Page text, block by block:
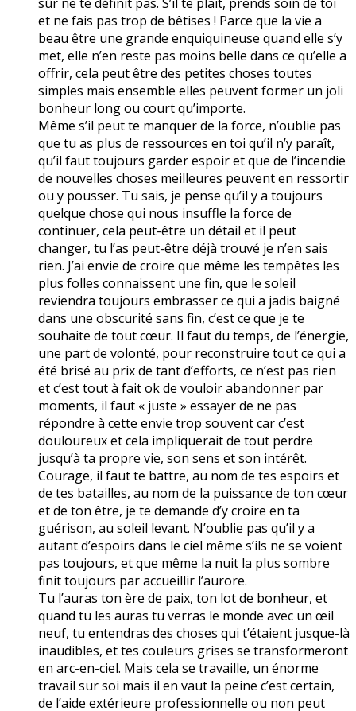
et ne fais pas trop de bêtises ! Parce que la vie a
beau être une grande enquiquineuse quand elle s’y
met, elle n’en reste pas moins belle dans ce qu’elle a
offrir, cela peut être des petites choses toutes
simples mais ensemble elles peuvent former un joli
bonheur long ou court qu’importe.
Même s’il peut te manquer de la force, n’oublie pas
que tu as plus de ressources en toi qu’il n’y paraît,
qu’il faut toujours garder espoir et que de l’incendie
de nouvelles choses meilleures peuvent en ressortir
ou y pousser. Tu sais, je pense qu’il y a toujours
quelque chose qui nous insuffle la force de
continuer, cela peut-être un détail et il peut
changer, tu l’as peut-être déjà trouvé je n’en sais
rien. J’ai envie de croire que même les tempêtes les
plus folles connaissent une fin, que le soleil
reviendra toujours embrasser ce qui a jadis baigné
dans une obscurité sans fin, c’est ce que je te
souhaite de tout cœur. Il faut du temps, de l’énergie,
une part de volonté, pour reconstruire tout ce qui a
été brisé au prix de tant d’efforts, ce n’est pas rien
et c’est tout à fait ok de vouloir abandonner par
moments, il faut « juste » essayer de ne pas
répondre à cette envie trop souvent car c’est
douloureux et cela impliquerait de tout perdre
jusqu’à ta propre vie, son sens et son intérêt.
Courage, il faut te battre, au nom de tes espoirs et
de tes batailles, au nom de la puissance de ton cœur
et de ton être, je te demande d’y croire en ta
guérison, au soleil levant. N’oublie pas qu’il y a
autant d’espoirs dans le ciel même s’ils ne se voient
pas toujours, et que même la nuit la plus sombre
finit toujours par accueillir l’aurore.
Tu l’auras ton ère de paix, ton lot de bonheur, et
quand tu les auras tu verras le monde avec un œil
neuf, tu entendras des choses qui t’étaient jusque-là
inaudibles, et tes couleurs grises se transformeront
en arc-en-ciel. Mais cela se travaille, un énorme
travail sur soi mais il en vaut la peine c’est certain,
de l’aide extérieure professionnelle ou non peut